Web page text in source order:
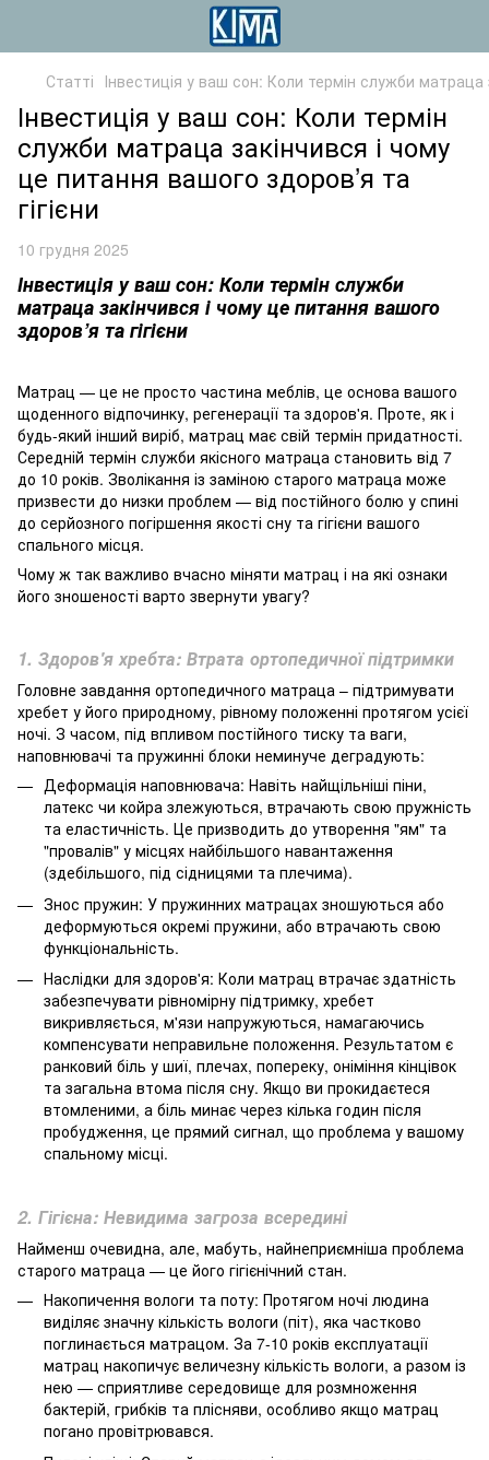
Статті Інвестиція у ваш сон: Коли термін служби матраца
Інвестиція у ваш сон: Коли термін
служби матраца закінчився і чому
це питання вашого здоров’я та
гігієни
10 грудня 2025
Інвестиція у ваш сон: Коли термін служби
матраца закінчився і чому це питання вашого
здоров’я та гігієни
Матрац — це не просто частина меблів, це основа вашого
щоденного відпочинку, регенерації та здоров'я. Проте, як і
будь-який інший виріб, матрац має свій термін придатності.
Середній термін служби якісного матраца становить від 7
до 10 років. Зволікання із заміною старого матраца може
призвести до низки проблем — від постійного болю у спині
до серйозного погіршення якості сну та гігієни вашого
спального місця.
Чому ж так важливо вчасно міняти матрац і на які ознаки
його зношеності варто звернути увагу?
1. Здоров'я хребта: Втрата ортопедичної підтримки
Головне завдання ортопедичного матраца – підтримувати
хребет у його природному, рівному положенні протягом усієї
ночі. З часом, під впливом постійного тиску та ваги,
наповнювачі та пружинні блоки неминуче деградують:
Деформація наповнювача: Навіть найщільніші піни,
латекс чи койра злежуються, втрачають свою пружність
та еластичність. Це призводить до утворення "ям" та
"провалів" у місцях найбільшого навантаження
(здебільшого, під сідницями та плечима).
Знос пружин: У пружинних матрацах зношуються або
деформуються окремі пружини, або втрачають свою
функціональність.
Наслідки для здоров'я: Коли матрац втрачає здатність
забезпечувати рівномірну підтримку, хребет
викривляється, м'язи напружуються, намагаючись
компенсувати неправильне положення. Результатом є
ранковий біль у шиї, плечах, попереку, оніміння кінцівок
та загальна втома після сну. Якщо ви прокидаєтеся
втомленими, а біль минає через кілька годин після
пробудження, це прямий сигнал, що проблема у вашому
спальному місці.
2. Гігієна: Невидима загроза всередині
Найменш очевидна, але, мабуть, найнеприємніша проблема
старого матраца — це його гігієнічний стан.
Накопичення вологи та поту: Протягом ночі людина
виділяє значну кількість вологи (піт), яка частково
поглинається матрацом. За 7-10 років експлуатації
матрац накопичує величезну кількість вологи, а разом із
нею — сприятливе середовище для розмноження
бактерій, грибків та плісняви, особливо якщо матрац
погано провітрювався.